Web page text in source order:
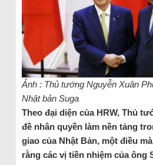
Ảnh : Thủ tướng Nguyễn Xuân
Nhật bản Suga
Theo đại diện của HRW, Thủ
đề nhân quyền làm nền tảng
giao của Nhật Bản, một điều
rằng các vị tiền nhiệm của ông